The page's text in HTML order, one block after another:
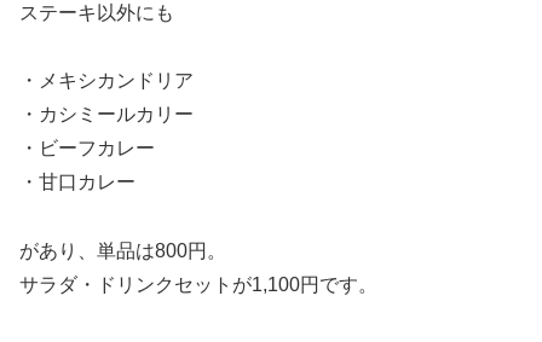
ステーキ以外にも
・メキシカンドリア
・カシミールカリー
・ビーフカレー
・甘口カレー
があり、単品は800円。
サラダ・ドリンクセットが1,100円です。